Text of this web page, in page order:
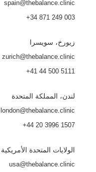
spain@thebalance.clinic
+34 871 249 003
زيورخ، سويسرا
zurich@thebalance.clinic
+41 44 500 5111
لندن، المملكة المتحدة
london@thebalance.clinic
+44 20 3996 1507
الولايات المتحدة الأمريكية
usa@thebalance.clinic